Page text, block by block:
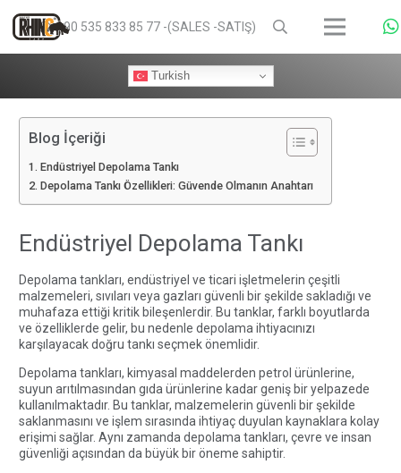
+90 535 833 85 77 -(SALES -SATIŞ)
Turkish
Blog İçeriği
Endüstriyel Depolama Tankı
Depolama Tankı Özellikleri: Güvende Olmanın Anahtarı
Endüstriyel Depolama Tankı
Depolama tankları, endüstriyel ve ticari işletmelerin çeşitli
malzemeleri, sıvıları veya gazları güvenli bir şekilde sakladığı ve
muhafaza ettiği kritik bileşenlerdir. Bu tanklar, farklı boyutlarda
ve özelliklerde gelir, bu nedenle depolama ihtiyacınızı
karşılayacak doğru tankı seçmek önemlidir.
Depolama tankları, kimyasal maddelerden petrol ürünlerine,
suyun arıtılmasından gıda ürünlerine kadar geniş bir yelpazede
kullanılmaktadır. Bu tanklar, malzemelerin güvenli bir şekilde
saklanmasını ve işlem sırasında ihtiyaç duyulan kaynaklara kolay
erişimi sağlar. Aynı zamanda depolama tankları, çevre ve insan
güvenliği açısından da büyük bir öneme sahiptir.